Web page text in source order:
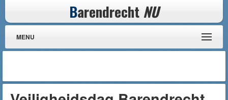
Barendrecht NU
MENU